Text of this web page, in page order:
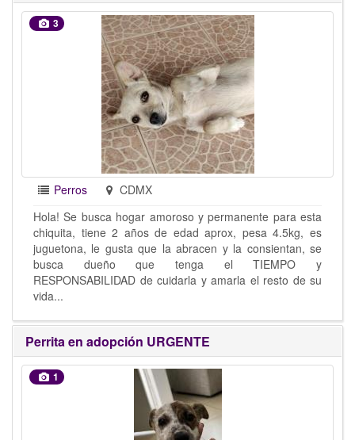
3
Perros
CDMX
Hola! Se busca hogar amoroso y permanente para esta
chiquita, tiene 2 años de edad aprox, pesa 4.5kg, es
juguetona, le gusta que la abracen y la consientan, se
busca dueño que tenga el TIEMPO y
RESPONSABILIDAD de cuidarla y amarla el resto de su
vida...
Perrita en adopción URGENTE
1